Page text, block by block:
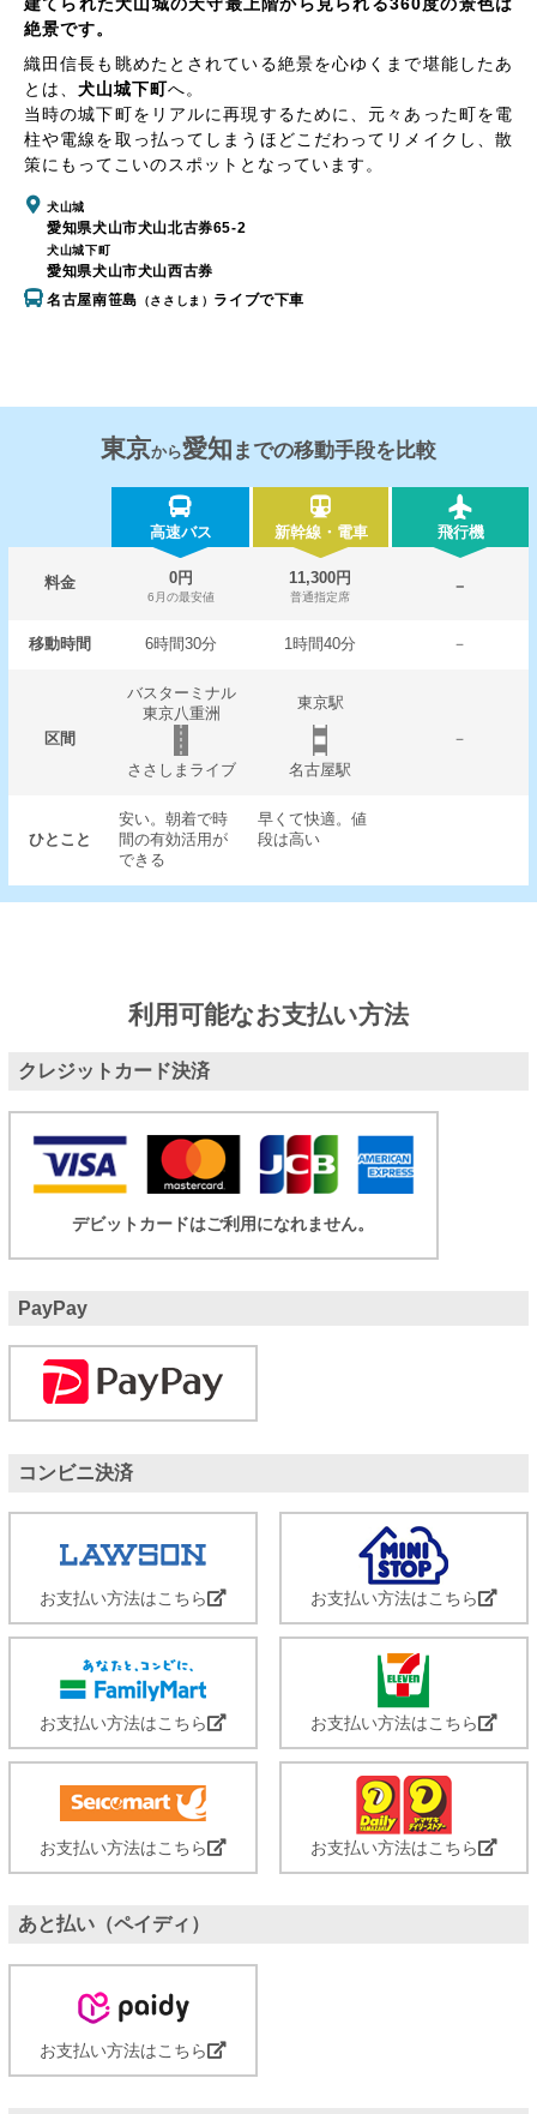
絶景です。
織田信長も眺めたとされている絶景を心ゆくまで堪能したあ
とは、 犬山城下町へ。
当時の城下町をリアルに再現するために、元々あった町を電
柱や電線を取っ払ってしまうほどこだわってリメイクし、散
策にもってこいのスポットとなっています。
犬山城
愛知県犬山市犬山北古券65-2
犬山城下町
愛知県犬山市犬山西古券
名古屋南笹島 （ささしま） ライブで下車
東京から愛知 までの移動手段を比較
高速バス 新幹線・電車 飛行機
料金 0円
6月の最安値
11,300円
普通指定席
－
移動時間 6時間30分 1時間40分 －
区間
バスターミナル
東京八重洲
東京駅
－
ささしまライブ
名古屋駅
ひとこと
安い。朝着で時
間の有効活用が
できる
早くて快適。値
段は高い
利用可能なお支払い方法
クレジットカード決済
デビットカードはご利用になれません。
PayPay
コンビニ決済
お支払い方法はこちら お支払い方法はこちら
お支払い方法はこちら お支払い方法はこちら
お支払い方法はこちら お支払い方法はこちら
あと払い（ペイディ）
お支払い方法はこちら